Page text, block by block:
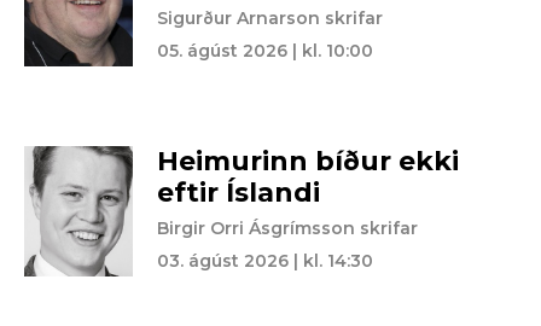
Sigurður Arnarson skrifar
05. ágúst 2026 | kl. 10:00
Heimurinn bíður ekki
eftir Íslandi
Birgir Orri Ásgrímsson skrifar
03. ágúst 2026 | kl. 14:30